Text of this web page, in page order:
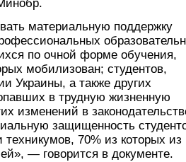
материальную поддержку
по очной форме обучения,
мобилизован; студентов,
Украины, а также других
в трудную жизненную
изменений в
защищенность
70% из которых из
— говорится в документе.